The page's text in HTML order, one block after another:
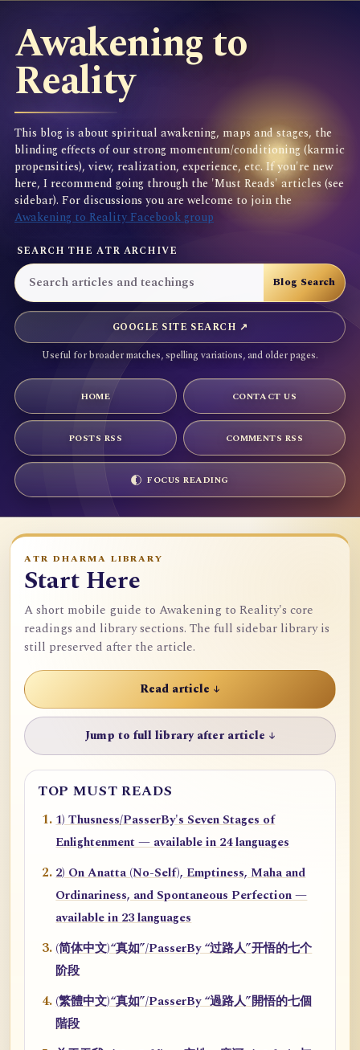
Awakening to
Reality
This blog is about spiritual awakening, maps and stages, the
blinding effects of our strong momentum/conditioning (karmic
propensities), view, realization, experience, etc. If you're new
here, I recommend going through the 'Must Reads' articles (see
sidebar). For discussions you are welcome to join the
Awakening to Reality Facebook group
SEARCH THE ATR ARCHIVE
GOOGLE SITE SEARCH ↗
Useful for broader matches, spelling variations, and older pages.
HOME CONTACT US
POSTS RSS COMMENTS RSS
FOCUS READING
ATR DHARMA LIBRARY
Start Here
A short mobile guide to Awakening to Reality's core
readings and library sections. The full sidebar library is
still preserved after the article.
Read article ↓
Jump to full library after article ↓
TOP MUST READS
1) Thusness/PasserBy's Seven Stages of
Enlightenment — available in 24 languages
2) On Anatta (No-Self), Emptiness, Maha and
Ordinariness, and Spontaneous Perfection —
available in 23 languages
(简体中文)“真如”/PasserBy “过路人”开悟的七个
阶段
(繁體中文)“真如”/PasserBy “過路人”開悟的七個
階段